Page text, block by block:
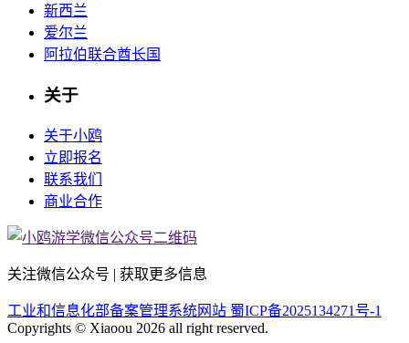
新西兰
爱尔兰
阿拉伯联合酋长国
关于
关于小鸥
立即报名
联系我们
商业合作
关注微信公众号 | 获取更多信息
工业和信息化部备案管理系统网站 蜀ICP备2025134271号-1
Copyrights © Xiaoou 2026 all right reserved.